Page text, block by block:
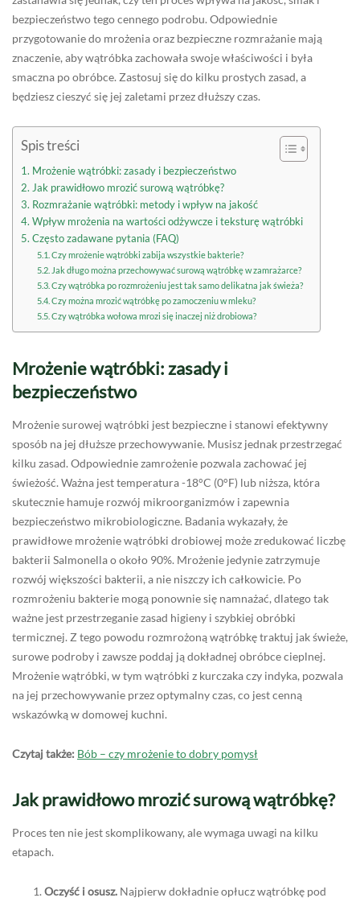
bezpieczeństwo tego cennego podrobu. Odpowiednie
przygotowanie do mrożenia oraz bezpieczne rozmrażanie mają
znaczenie, aby wątróbka zachowała swoje właściwości i była
smaczna po obróbce. Zastosuj się do kilku prostych zasad, a
będziesz cieszyć się jej zaletami przez dłuższy czas.
Spis treści
Mrożenie wątróbki: zasady i bezpieczeństwo
Jak prawidłowo mrozić surową wątróbkę?
Rozmrażanie wątróbki: metody i wpływ na jakość
Wpływ mrożenia na wartości odżywcze i teksturę wątróbki
Często zadawane pytania (FAQ)
Czy mrożenie wątróbki zabija wszystkie bakterie?
Jak długo można przechowywać surową wątróbkę w zamrażarce?
Czy wątróbka po rozmrożeniu jest tak samo delikatna jak świeża?
Czy można mrozić wątróbkę po zamoczeniu w mleku?
Czy wątróbka wołowa mrozi się inaczej niż drobiowa?
Mrożenie wątróbki: zasady i
bezpieczeństwo
Mrożenie surowej wątróbki jest bezpieczne i stanowi efektywny
sposób na jej dłuższe przechowywanie. Musisz jednak przestrzegać
kilku zasad. Odpowiednie zamrożenie pozwala zachować jej
świeżość. Ważna jest temperatura -18°C (0°F) lub niższa, która
skutecznie hamuje rozwój mikroorganizmów i zapewnia
bezpieczeństwo mikrobiologiczne. Badania wykazały, że
prawidłowe mrożenie wątróbki drobiowej może zredukować liczbę
bakterii Salmonella o około 90%. Mrożenie jedynie zatrzymuje
rozwój większości bakterii, a nie niszczy ich całkowicie. Po
rozmrożeniu bakterie mogą ponownie się namnażać, dlatego tak
ważne jest przestrzeganie zasad higieny i szybkiej obróbki
termicznej. Z tego powodu rozmrożoną wątróbkę traktuj jak świeże,
surowe podroby i zawsze poddaj ją dokładnej obróbce cieplnej.
Mrożenie wątróbki, w tym wątróbki z kurczaka czy indyka, pozwala
na jej przechowywanie przez optymalny czas, co jest cenną
wskazówką w domowej kuchni.
Czytaj także: Bób – czy mrożenie to dobry pomysł
Jak prawidłowo mrozić surową wątróbkę?
Proces ten nie jest skomplikowany, ale wymaga uwagi na kilku
etapach.
Oczyść i osusz. Najpierw dokładnie opłucz wątróbkę pod